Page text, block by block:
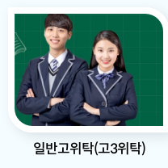
일반고위탁(고3위탁)